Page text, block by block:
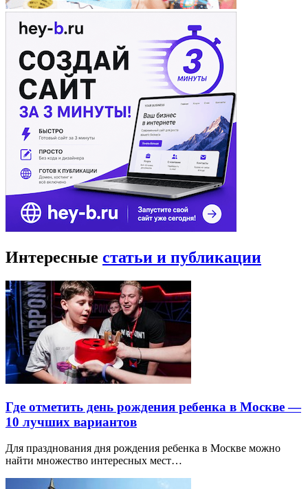
Интересные статьи и публикации
Где отметить день рождения ребенка в Москве —
10 лучших вариантов
Для празднования дня рождения ребенка в Москве можно
найти множество интересных мест…